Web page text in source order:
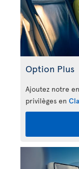
Option Plus
Ajoutez notre
privilèges en